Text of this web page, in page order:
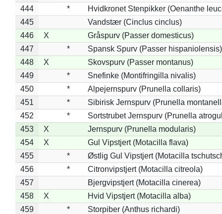
444
*
Hvidkronet Stenpikker (Oenanthe
445
Vandstær (Cinclus cinclus)
446
X
Gråspurv (Passer domesticus)
447
*
Spansk Spurv (Passer hispaniolensis)
448
X
Skovspurv (Passer montanus)
449
*
Snefinke (Montifringilla nivalis)
450
*
Alpejernspurv (Prunella collaris)
451
*
Sibirisk Jernspurv (Prunella
452
*
Sortstrubet Jernspurv (Prunella
453
X
Jernspurv (Prunella modularis)
454
X
Gul Vipstjert (Motacilla flava)
455
*
Østlig Gul Vipstjert (Motacilla
456
*
Citronvipstjert (Motacilla citreola)
457
Bjergvipstjert (Motacilla cinerea)
458
X
Hvid Vipstjert (Motacilla alba)
459
*
Storpiber (Anthus richardi)